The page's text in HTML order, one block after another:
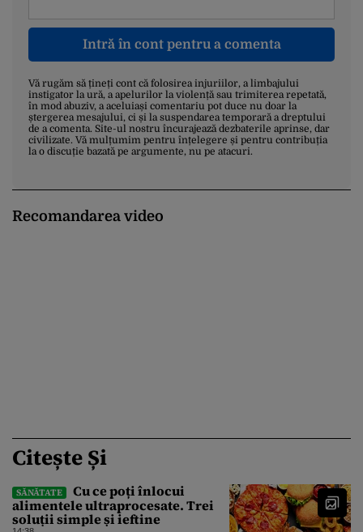
Intră în cont pentru a comenta
Vă rugăm să țineți cont că folosirea injuriilor, a limbajului
instigator la ură, a apelurilor la violență sau trimiterea repetată,
în mod abuziv, a aceluiași comentariu pot duce nu doar la
ștergerea mesajului, ci și la suspendarea temporară a dreptului
de a comenta. Site-ul nostru încurajează dezbaterile aprinse, dar
civilizate. Vă mulțumim pentru înțelegere și pentru contribuția
la o discuție bazată pe argumente, nu pe atacuri.
Recomandarea video
Citește Și
SĂNĂTATE
Cu ce poți înlocui
alimentele ultraprocesate. Trei
soluții simple și ieftine